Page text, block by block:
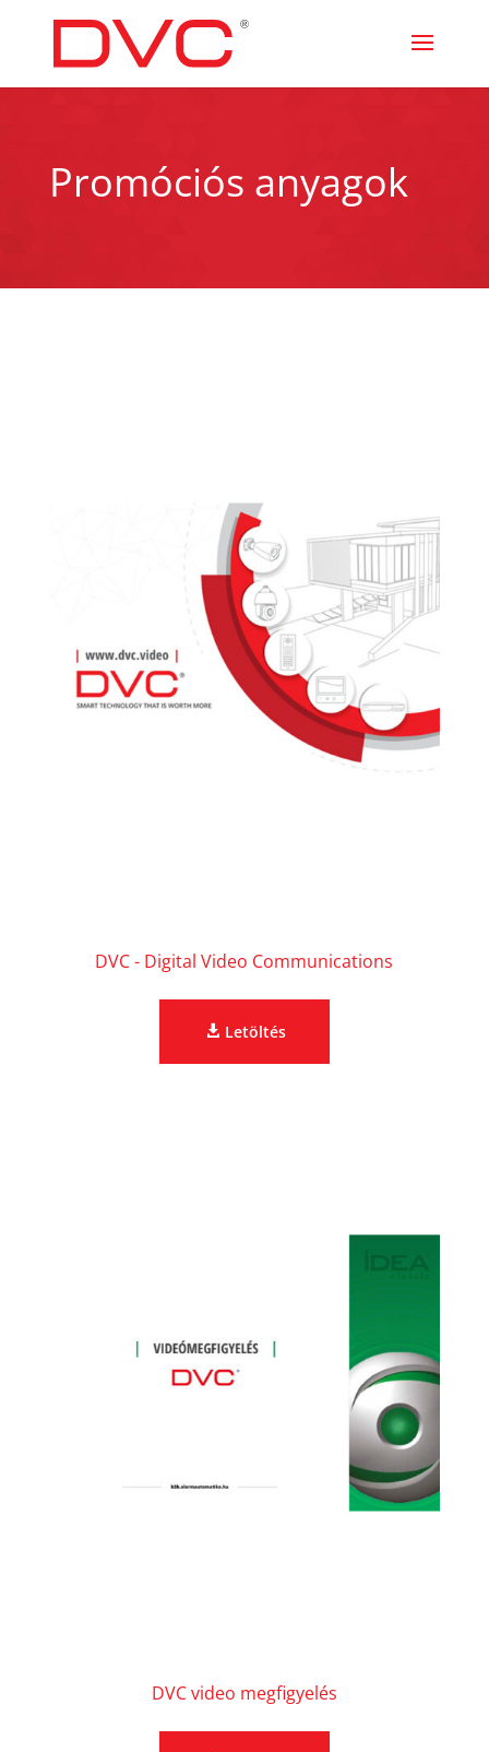
Promóciós anyagok
DVC - Digital Video Communications
Letöltés
DVC video megfigyelés